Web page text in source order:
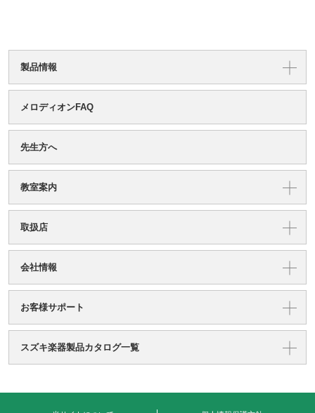
製品情報
メロディオンFAQ
先生方へ
教室案内
取扱店
会社情報
お客様サポート
スズキ楽器製品カタログ一覧